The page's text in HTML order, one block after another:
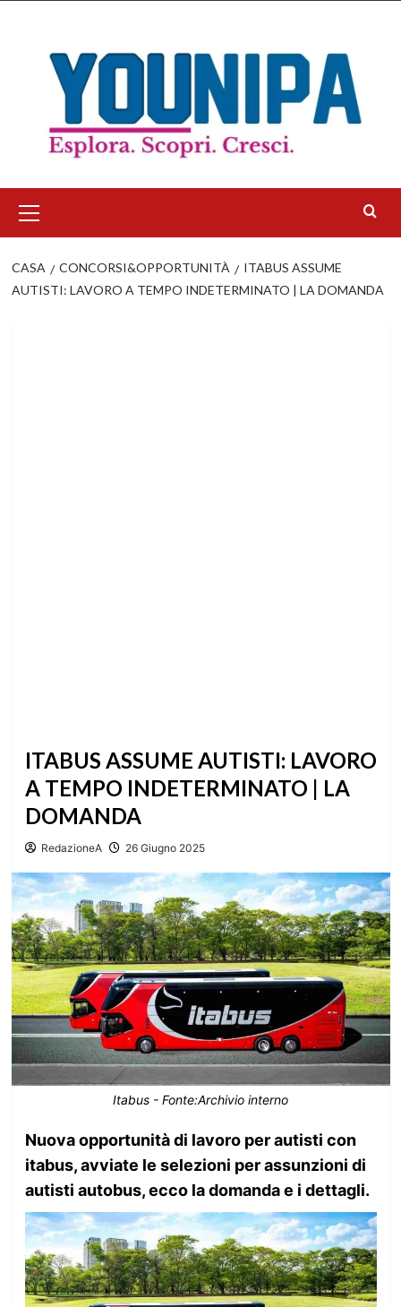
contenuto
principale
CASA CONCORSI&OPPORTUNITÀ
ITABUS ASSUME
AUTISTI: LAVORO A TEMPO INDETERMINATO | LA DOMANDA
ITABUS ASSUME AUTISTI: LAVORO
A TEMPO INDETERMINATO | LA
DOMANDA
RedazioneA 26 Giugno 2025
Itabus - Fonte:Archivio interno
Nuova opportunità di lavoro per autisti con
itabus, avviate le selezioni per assunzioni di
autisti autobus, ecco la domanda e i dettagli.